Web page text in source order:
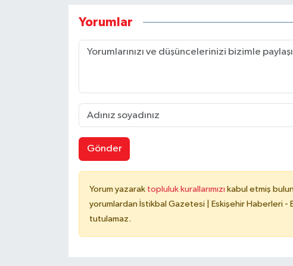
Yorumlar
Gönder
Yorum yazarak topluluk kurallarımızı kabul etmiş
yorumlardan İstikbal Gazetesi | Eskişehir Haberleri -
tutulamaz.